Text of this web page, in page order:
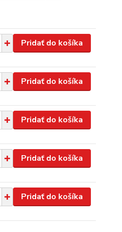
Pridať do košíka
Pridať do košíka
Pridať do košíka
Pridať do košíka
Pridať do košíka